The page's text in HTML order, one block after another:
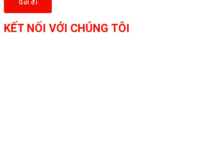
Gửi đi
KẾT NỐI VỚI CHÚNG TÔI